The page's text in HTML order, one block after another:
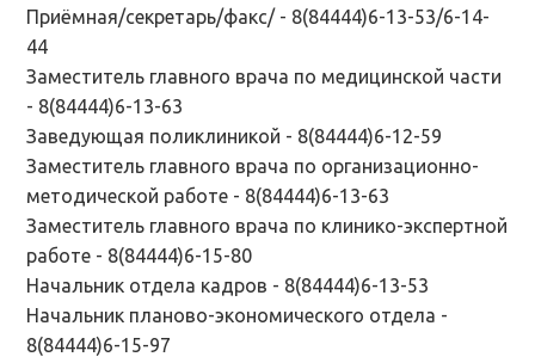
Приёмная/секретарь/факс/ - 8(84444)6-13-53/6-14-
44
Заместитель главного врача по медицинской части
- 8(84444)6-13-63
Заведующая поликлиникой - 8(84444)6-12-59
Заместитель главного врача по организационно-
методической работе - 8(84444)6-13-63
Заместитель главного врача по клинико-экспертной
работе - 8(84444)6-15-80
Начальник отдела кадров - 8(84444)6-13-53
Начальник планово-экономического отдела -
8(84444)6-15-97